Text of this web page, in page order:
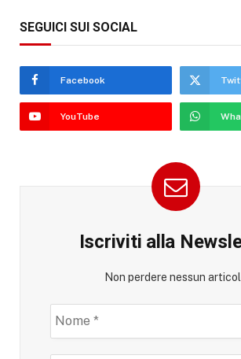
SEGUICI SUI SOCIAL
Facebook
YouTube
Iscriviti alla
Non perdere nessun